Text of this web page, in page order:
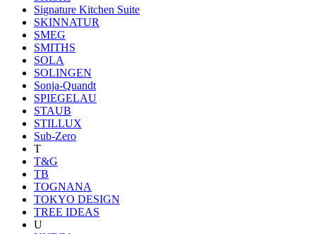
Signature Kitchen Suite
SKINNATUR
SMEG
SMITHS
SOLA
SOLINGEN
Sonja-Quandt
SPIEGELAU
STAUB
STILLUX
Sub-Zero
T
T&G
TB
TOGNANA
TOKYO DESIGN
TREE IDEAS
U